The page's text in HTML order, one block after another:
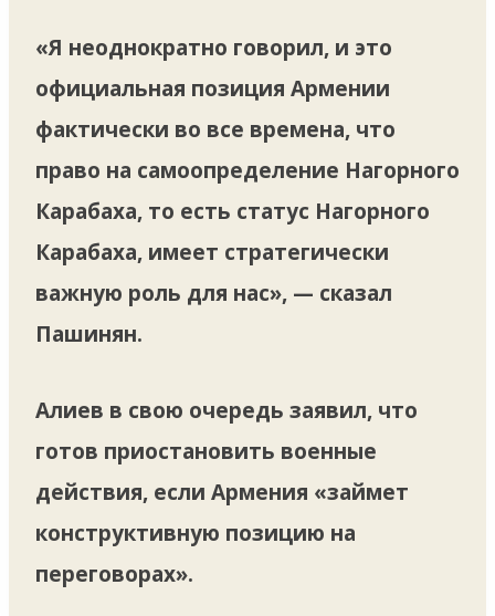
«Я неоднократно говорил, и это
официальная позиция Армении
фактически во все времена, что
право на самоопределение Нагорного
Карабаха, то есть статус Нагорного
Карабаха, имеет стратегически
важную роль для нас», — сказал
Пашинян.
Алиев в свою очередь заявил, что
готов приостановить военные
действия, если Армения «займет
конструктивную позицию на
переговорах».